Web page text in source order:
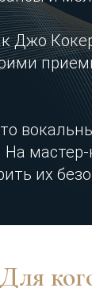
Джо
На
их
Для